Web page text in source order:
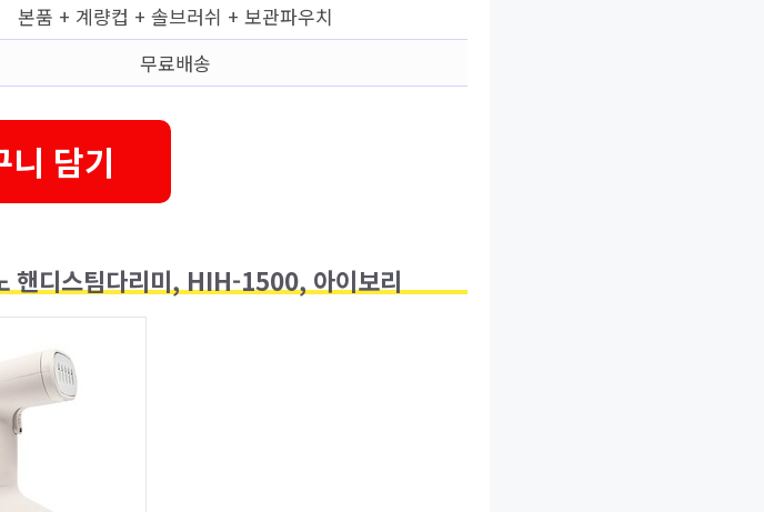
본품 + 계량컵 + 솔브러쉬 + 보관파우치
무료배송
니 담기
핸디스팀다리미, HIH-1500, 아이보리